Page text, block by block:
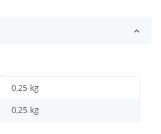
0,25 kg
0,25 kg